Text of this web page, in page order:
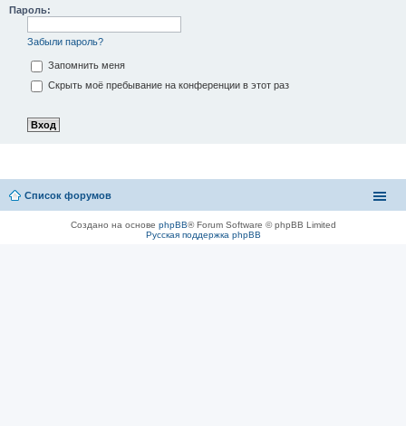
Пароль:
Забыли пароль?
Запомнить меня
Скрыть моё пребывание на конференции в этот раз
Список форумов
Создано на основе phpBB® Forum Software © phpBB Limited
Русская поддержка phpBB